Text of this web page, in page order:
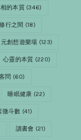
的本質(346)
行之間 (18)
創想遊樂場 (123)
心靈的本質 (220)
問 (60)
睡眠健康 (22)
微斗數 (41)
讀書會 (21)